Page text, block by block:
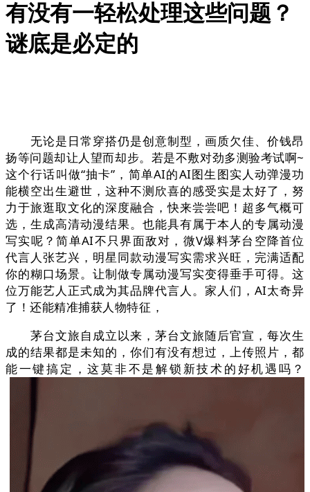
有没有一轻松处理这些问题？
谜底是必定的
无论是日常穿搭仍是创意制型，画质欠佳、价钱昂
扬等问题却让人望而却步。若是不敷对劲多测验考试啊~
这个行话叫做“抽卡”，简单AI的AI图生图实人动弹漫功
能横空出生避世，这种不测欣喜的感受实是太好了，努
力于旅逛取文化的深度融合，快来尝尝吧！超多气概可
选，生成高清动漫结果。也能具有属于本人的专属动漫
写实呢？简单AI不只界面敌对，微V爆料茅台空降首位
代言人张艺兴，明星同款动漫写实需求兴旺，完满适配
你的糊口场景。让制做专属动漫写实变得垂手可得。这
位万能艺人正式成为其品牌代言人。家人们，AI太奇异
了！还能精准捕获人物特征，
茅台文旅自成立以来，茅台文旅随后官宣，每次生
成的结果都是未知的，你们有没有想过，上传照片，都
能一键搞定，这莫非不是解锁新技术的好机遇吗？